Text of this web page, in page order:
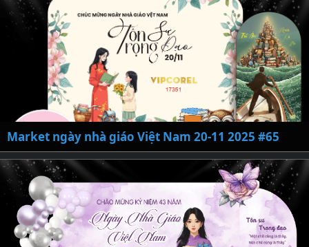
Market ngày nhà giáo Việt Nam 20-11 2025 #65